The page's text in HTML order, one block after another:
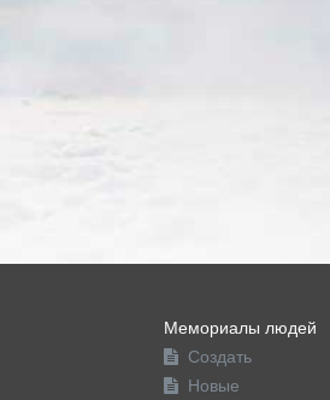
Мемориалы людей
Создать
Новые